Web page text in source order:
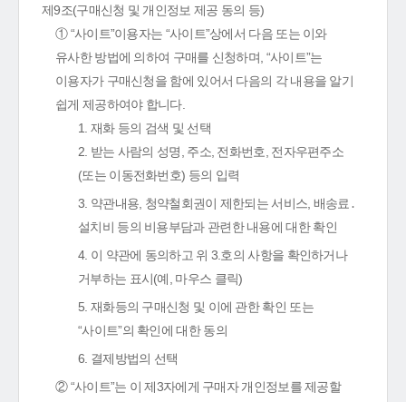
제9조(구매신청 및 개인정보 제공 동의 등)
① “사이트”이용자는 “사이트”상에서 다음 또는 이와
유사한 방법에 의하여 구매를 신청하며, “사이트”는
이용자가 구매신청을 함에 있어서 다음의 각 내용을 알기
쉽게 제공하여야 합니다.
1. 재화 등의 검색 및 선택
2. 받는 사람의 성명, 주소, 전화번호, 전자우편주소
(또는 이동전화번호) 등의 입력
3. 약관내용, 청약철회권이 제한되는 서비스, 배송료․
설치비 등의 비용부담과 관련한 내용에 대한 확인
4. 이 약관에 동의하고 위 3.호의 사항을 확인하거나
거부하는 표시(예, 마우스 클릭)
5. 재화등의 구매신청 및 이에 관한 확인 또는
“사이트”의 확인에 대한 동의
6. 결제방법의 선택
② “사이트”는 이 제3자에게 구매자 개인정보를 제공할